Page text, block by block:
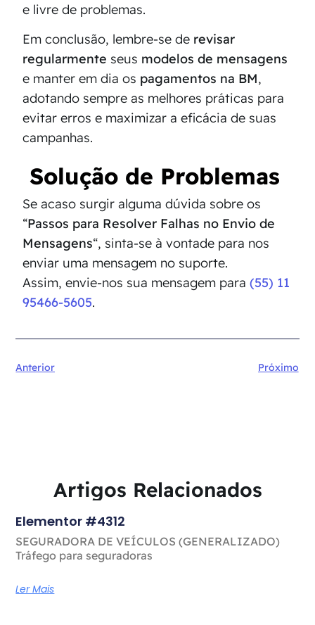
e livre de problemas.
Em conclusão, lembre-se de revisar
regularmente seus modelos de mensagens
e manter em dia os pagamentos na BM,
adotando sempre as melhores práticas para
evitar erros e maximizar a eficácia de suas
campanhas.
Solução de Problemas
Se acaso surgir alguma dúvida sobre os
“Passos para Resolver Falhas no Envio de
Mensagens“, sinta-se à vontade para nos
enviar uma mensagem no suporte.
Assim, envie-nos sua mensagem para(55) 11
95466-5605.
Anterior Próximo
Artigos Relacionados
Elementor #4312
SEGURADORA DE VEÍCULOS (GENERALIZADO)
Tráfego para seguradoras
Ler Mais